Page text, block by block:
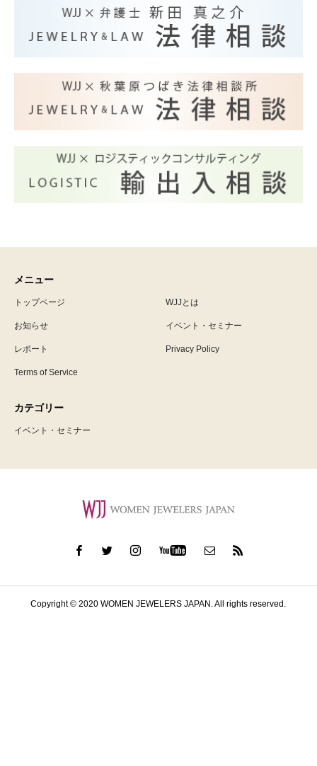
メニュー
トップページ WJJとは
お知らせ イベント・セミナー
レポート Privacy Policy
Terms of Service
カテゴリー
イベント・セミナー
Copyright © 2020 WOMEN JEWELERS JAPAN. All rights reserved.